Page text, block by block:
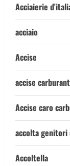
Acciaierie
acciaio
Accise
accise
Accise caro
accolta
Accoltella